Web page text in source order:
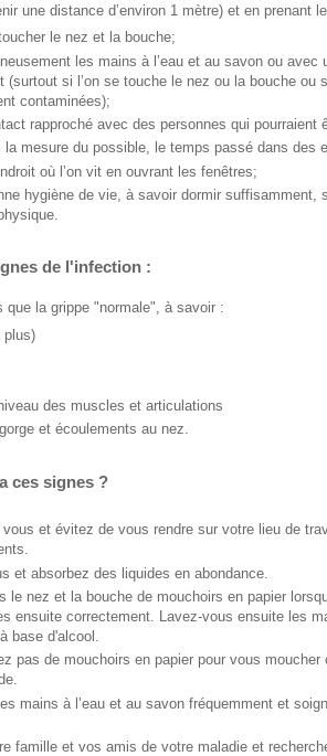
une distance d’environ 1 mètre) et en prenant
le nez et la bouche;
les mains à l’eau et au savon ou
(surtout si l’on se touche le nez ou la bouche ou
contaminées);
rapproché avec des personnes qui pourraient
la mesure du possible, le temps passé dans des
où l’on vit en ouvrant les fenêtres;
hygiène de vie, à savoir dormir suffisamment,
de l'infection :
que la grippe "normale", à savoir :
plus)
des muscles et articulations
et écoulements au nez.
ces signes ?
et évitez de vous rendre sur votre lieu de
et absorbez des liquides en abondance.
le nez et la bouche de mouchoirs en papier
ensuite correctement. Lavez-vous ensuite les
base d'alcool.
pas de mouchoirs en papier pour vous
mains à l’eau et au savon fréquemment et
famille et vos amis de votre maladie et